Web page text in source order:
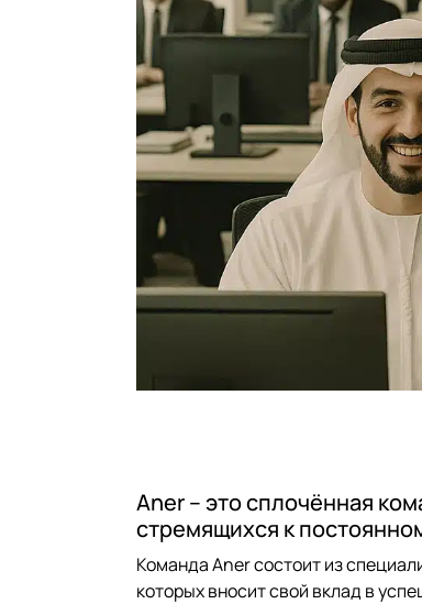
Aner – это сплочённая
стремящихся к
Команда Aner состоит из
которых вносит свой вклад в